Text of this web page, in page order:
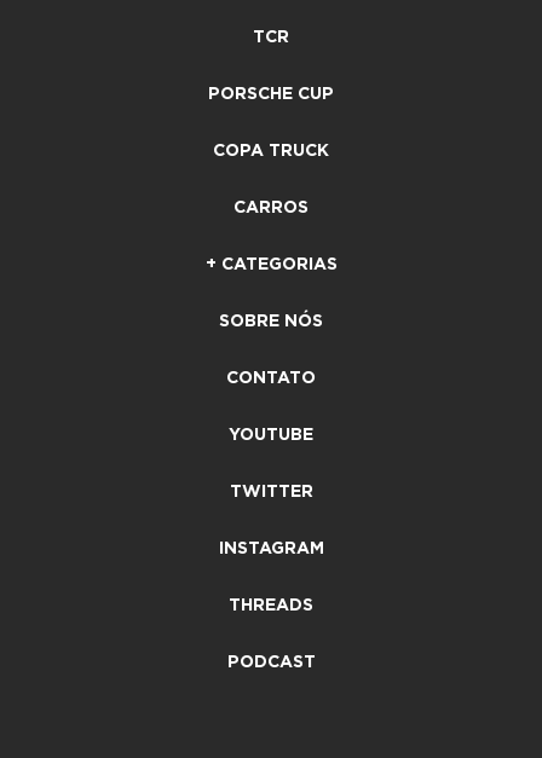
TCR
PORSCHE CUP
COPA TRUCK
CARROS
+ CATEGORIAS
SOBRE NÓS
CONTATO
YOUTUBE
TWITTER
INSTAGRAM
THREADS
PODCAST